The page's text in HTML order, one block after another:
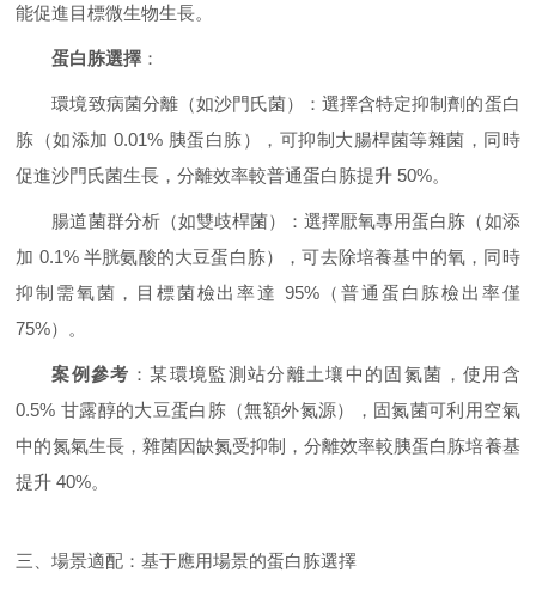
能促進目標微生物生長。
蛋白胨選擇 ：
環境致病菌分離（如沙門氏菌）：選擇含特定抑制劑的蛋白
胨（如添加 0.01% 胰蛋白胨），可抑制大腸桿菌等雜菌，同時
促進沙門氏菌生長，分離效率較普通蛋白胨提升 50%。
腸道菌群分析（如雙歧桿菌）：選擇厭氧專用蛋白胨（如添
加 0.1% 半胱氨酸的大豆蛋白胨），可去除培養基中的氧，同時
抑制需氧菌，目標菌檢出率達 95%（普通蛋白胨檢出率僅
75%）。
案例參考 ：某環境監測站分離土壤中的固氮菌，使用含
0.5% 甘露醇的大豆蛋白胨（無額外氮源），固氮菌可利用空氣
中的氮氣生長，雜菌因缺氮受抑制，分離效率較胰蛋白胨培養基
提升 40%。
三、場景適配：基于應用場景的蛋白胨選擇